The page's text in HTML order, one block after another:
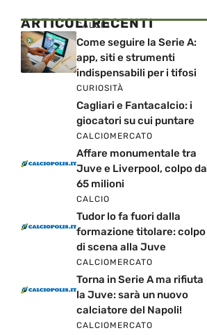
ARTICOLI RECENTI
CALCIO
Come seguire la Serie A:
app, siti e strumenti
indispensabili per i tifosi
CURIOSITÀ
Cagliari e Fantacalcio: i
giocatori su cui puntare
CALCIOMERCATO
Affare monumentale tra
Juve e Liverpool, colpo da
65 milioni
CALCIO
Tudor lo fa fuori dalla
formazione titolare: colpo
di scena alla Juve
CALCIOMERCATO
Torna in Serie A ma rifiuta
la Juve: sarà un nuovo
calciatore del Napoli!
CALCIOMERCATO